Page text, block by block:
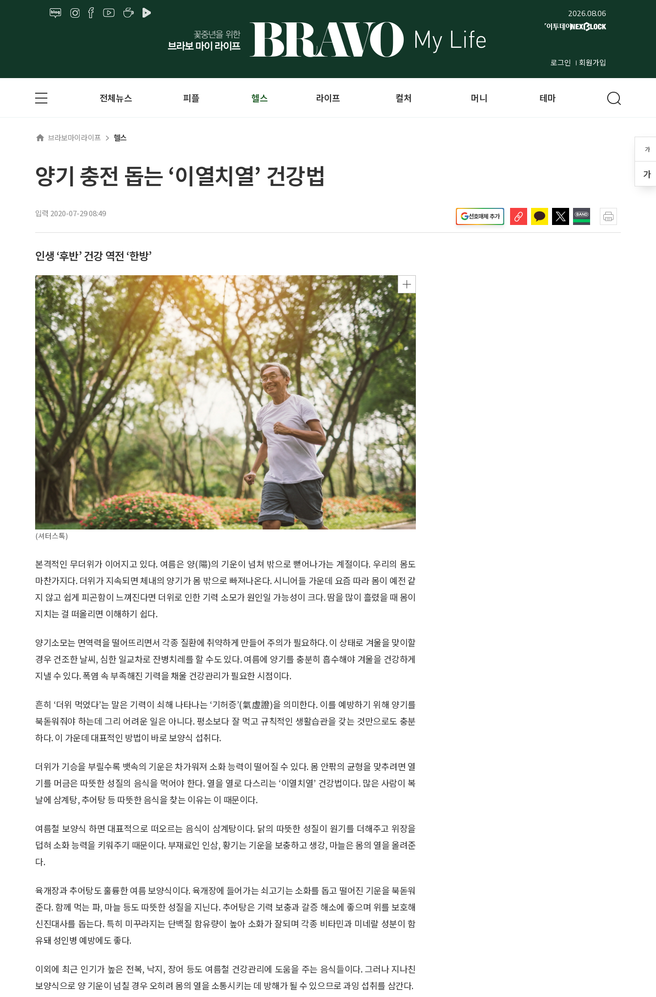
2026.08.06
로그인 회원가입
가
가
전체뉴스 피플 헬스 라이프 컬처 머니 테마
브라보마이라이프 헬스
양기 충전 돕는 ‘이열치열’ 건강법
입력 2020-07-29 08:49 선호매체 추가
인생 ‘후반’ 건강 역전 ‘한방’
(셔터스톡)
본격적인 무더위가 이어지고 있다. 여름은 양(陽)의 기운이 넘쳐 밖으로 뻗어나가는 계절이다. 우리의 몸도
마찬가지다. 더위가 지속되면 체내의 양기가 몸 밖으로 빠져나온다. 시니어들 가운데 요즘 따라 몸이 예전 같
지 않고 쉽게 피곤함이 느껴진다면 더위로 인한 기력 소모가 원인일 가능성이 크다. 땀을 많이 흘렸을 때 몸이
지치는 걸 떠올리면 이해하기 쉽다.
양기소모는 면역력을 떨어뜨리면서 각종 질환에 취약하게 만들어 주의가 필요하다. 이 상태로 겨울을 맞이할
경우 건조한 날씨, 심한 일교차로 잔병치레를 할 수도 있다. 여름에 양기를 충분히 흡수해야 겨울을 건강하게
지낼 수 있다. 폭염 속 부족해진 기력을 채울 건강관리가 필요한 시점이다.
흔히 ‘더위 먹었다’는 말은 기력이 쇠해 나타나는 ‘기허증’(氣虛證)을 의미한다. 이를 예방하기 위해 양기를
북돋워줘야 하는데 그리 어려운 일은 아니다. 평소보다 잘 먹고 규칙적인 생활습관을 갖는 것만으로도 충분
하다. 이 가운데 대표적인 방법이 바로 보양식 섭취다.
더위가 기승을 부릴수록 뱃속의 기운은 차가워져 소화 능력이 떨어질 수 있다. 몸 안팎의 균형을 맞추려면 열
기를 머금은 따뜻한 성질의 음식을 먹어야 한다. 열을 열로 다스리는 ‘이열치열’ 건강법이다. 많은 사람이 복
날에 삼계탕, 추어탕 등 따뜻한 음식을 찾는 이유는 이 때문이다.
여름철 보양식 하면 대표적으로 떠오르는 음식이 삼계탕이다. 닭의 따뜻한 성질이 원기를 더해주고 위장을
덥혀 소화 능력을 키워주기 때문이다. 부재료인 인삼, 황기는 기운을 보충하고 생강, 마늘은 몸의 열을 올려준
다.
육개장과 추어탕도 훌륭한 여름 보양식이다. 육개장에 들어가는 쇠고기는 소화를 돕고 떨어진 기운을 북돋워
준다. 함께 먹는 파, 마늘 등도 따뜻한 성질을 지닌다. 추어탕은 기력 보충과 갈증 해소에 좋으며 위를 보호해
신진대사를 돕는다. 특히 미꾸라지는 단백질 함유량이 높아 소화가 잘되며 각종 비타민과 미네랄 성분이 함
유돼 성인병 예방에도 좋다.
이외에 최근 인기가 높은 전복, 낙지, 장어 등도 여름철 건강관리에 도움을 주는 음식들이다. 그러나 지나친
보양식으로 양 기운이 넘칠 경우 오히려 몸의 열을 소통시키는 데 방해가 될 수 있으므로 과잉 섭취를 삼간다.